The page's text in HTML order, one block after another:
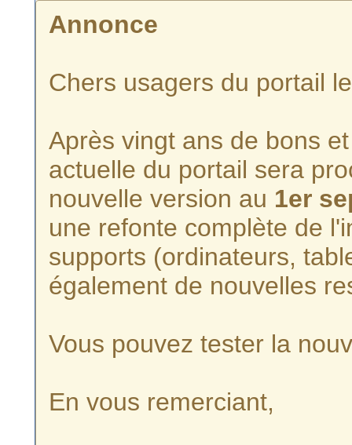
Annonce
Chers usagers du portail
Après vingt ans de bons
actuelle du portail sera
nouvelle version au 1er
une refonte complète de
supports (ordinateurs,
également de nouvelles
Vous pouvez tester la
En vous remerciant,